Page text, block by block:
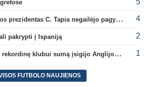
Argentinos federacijos prezidentas C. Tapia negailėjo pagyrų G. Infantino 4
pakrypti į Ispaniją 2
Oficialu: „Leeds“ už rekordinę klubui sumą įsigijo Anglijos rinktinės vartininką 1
FUTBOLO NAUJIENOS